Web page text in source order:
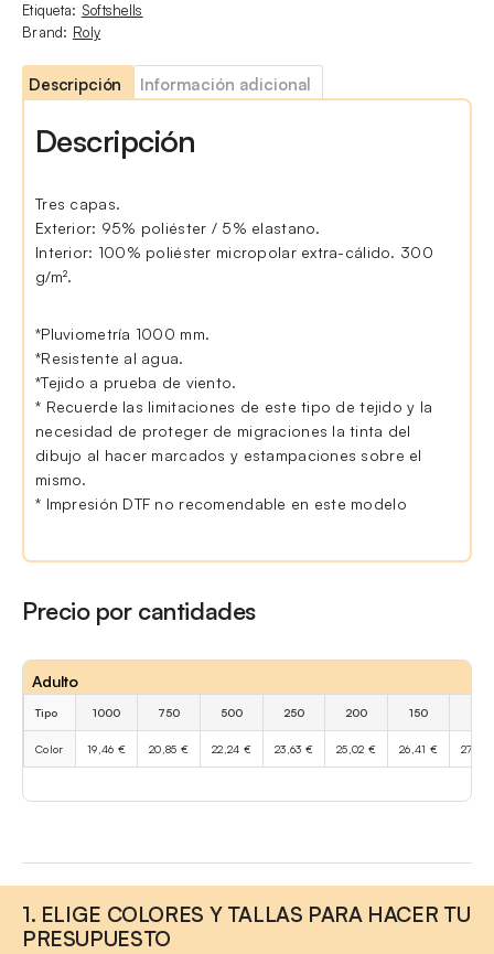
Etiqueta: Softshells
Brand: Roly
Descripción Información adicional
Descripción
Tres capas.
Exterior: 95% poliéster / 5% elastano.
Interior: 100% poliéster micropolar extra-cálido. 300
g/m².
*Pluviometría 1000 mm.
*Resistente al agua.
*Tejido a prueba de viento.
* Recuerde las limitaciones de este tipo de tejido y la
necesidad de proteger de migraciones la tinta del
dibujo al hacer marcados y estampaciones sobre el
mismo.
* Impresión DTF no recomendable en este modelo
Precio por cantidades
Adulto
Tipo 1000 750 500 250 200 150
Color 19,46 € 20,85 € 22,24 € 23,63 € 25,02 € 26,41 € 27,80
1. ELIGE COLORES Y TALLAS PARA HACER TU
PRESUPUESTO